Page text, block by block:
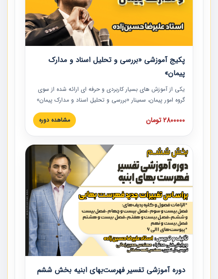
پکیج آموزشی «بررسی و تحلیل اسناد و مدارک
پیمان»
یکی از آموزش‏‏‏‏‏‏ های بسیار کاربردی و حرفه‏ ای ارائه شده از سوی
گروه امور پیمان، سمینار «بررسی و تحلیل اسناد و مدارک پیمان»
است که در دانشگاه صنعتی شریف ارائه شد. در این آموزش
نکات کلیدی مربوط به اسناد و مدارک پیمان، اولویت بندی اسناد
پیمان به همراه تجربیات عملی در این خصوص ارائه شده است.
2800000 تومان مشاهده دوره
دوره آموزشی تفسیر فهرست‌بهای ابنیه بخش ششم